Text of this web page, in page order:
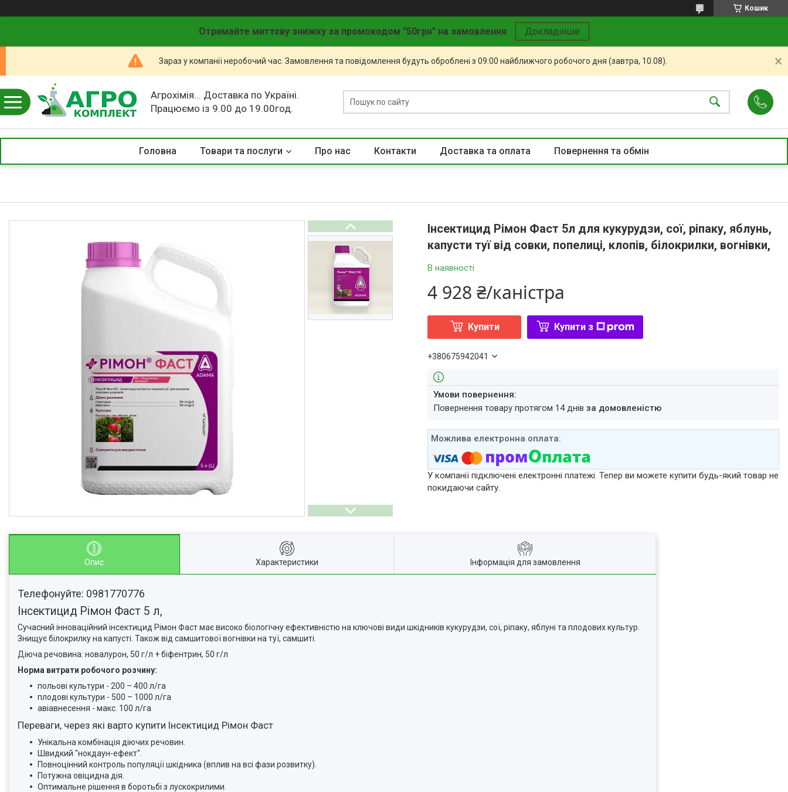
Кошик
Отримайте миттєву знижку за промокодом "50грн" на замовлення Докладніше
Зараз у компанії неробочий час. Замовлення та повідомлення будуть оброблені з 09:00 найближчого робочого дня (завтра, 10.08).
Агрохімія... Доставка по Україні.
Працюємо із 9.00 до 19.00год.
Головна Товари та послуги Про нас Контакти Доставка та оплата Повернення та обмін
Інсектицид Рімон Фаст 5л для кукурудзи, сої, ріпаку, яблунь,
капусти туї від совки, попелиці, клопів, білокрилки, вогнівки,
В наявності
4 928 ₴/каністра
Купити Купити з
+380675942041
повернення товару протягом 14 днівза домовленістю
У компанії підключені електронні платежі. Тепер ви можете купити будь-який товар не
покидаючи сайту.
Опис Характеристики Інформація для замовлення
Телефонуйте: 0981770776
Інсектицид Рімон Фаст 5 л,
Сучасний інноваційний інсектицид Рімон Фаст має високо біологічну ефективністю на ключові види шкідників кукурудзи, сої, ріпаку, яблуні та плодових культур.
Знищує білокрилку на капусті. Також від самшитової вогнівки на туї, самшиті.
Діюча речовина: новалурон, 50 г/л + біфентрин, 50 г/л
Норма витрати робочого розчину:
польові культури - 200 – 400 л/га
плодові культури - 500 – 1000 л/га
авіавнесення - макс. 100 л/га
Переваги, через які варто купити Інсектицид Рімон Фаст
Унікальна комбінація діючих речовин.
Швидкий "нокдаун-ефект".
Повноцінний контроль популяції шкідника (вплив на всі фази розвитку).
Потужна овіцидна дія.
Оптимальне рішення в боротьбі з лускокрилими.